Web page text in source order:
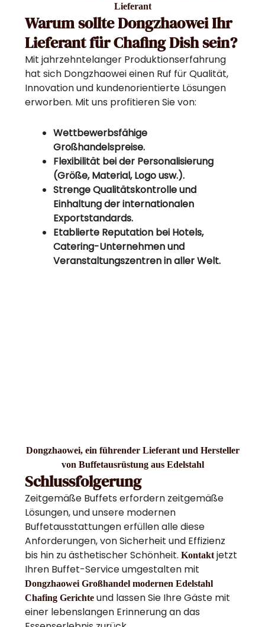
Lieferant
Warum sollte Dongzhaowei Ihr
Lieferant für Chafing Dish sein?
Mit jahrzehntelanger Produktionserfahrung
hat sich Dongzhaowei einen Ruf für Qualität,
Innovation und kundenorientierte Lösungen
erworben. Mit uns profitieren Sie von:
Wettbewerbsfähige
Großhandelspreise.
Flexibilität bei der Personalisierung
(Größe, Material, Logo usw.).
Strenge Qualitätskontrolle und
Einhaltung der internationalen
Exportstandards.
Etablierte Reputation bei Hotels,
Catering-Unternehmen und
Veranstaltungszentren in aller Welt.
Dongzhaowei, ein führender Lieferant und Hersteller
von Buffetausrüstung aus Edelstahl
Schlussfolgerung
Zeitgemäße Buffets erfordern zeitgemäße
Lösungen, und unsere modernen
Buffetausstattungen erfüllen alle diese
Anforderungen, von Sicherheit und Effizienz
bis hin zu ästhetischer Schönheit.Kontakt jetzt
Ihren Buffet-Service umgestalten mit
Dongzhaowei Großhandel modernen Edelstahl
Chafing Gerichte und lassen Sie Ihre Gäste mit
einer lebenslangen Erinnerung an das